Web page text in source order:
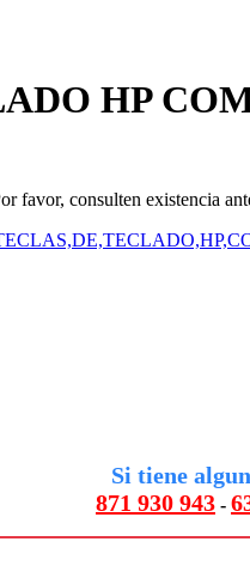
HP
favor, consulten existencia
Si tiene
871 930 943 -